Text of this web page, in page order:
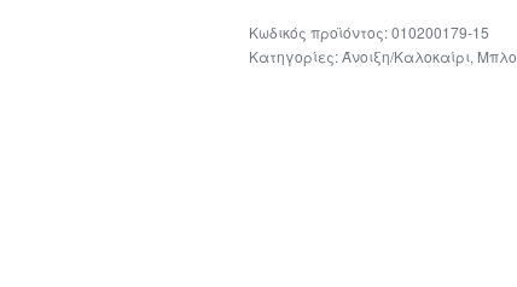
010200179-15
Κατηγορίες:Άνοιξη/Καλοκαίρι,